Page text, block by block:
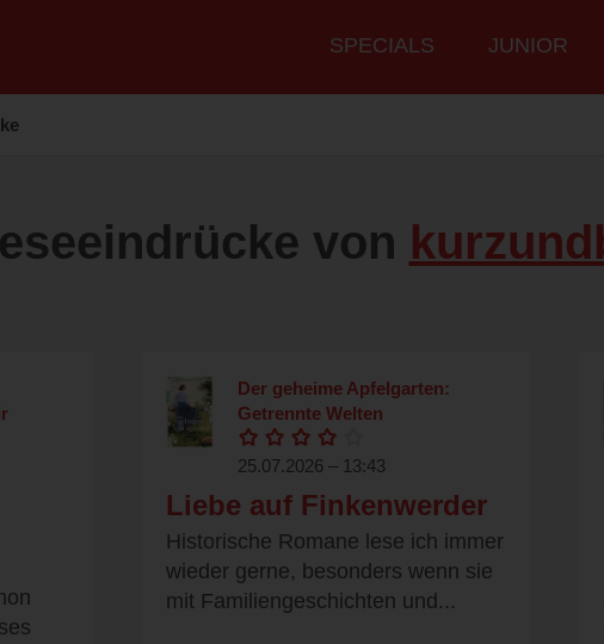
Hauptmenü
SPECIALS JUNIOR
von
Der geheime Apfelgarten:
Getrennte Welten
25.07.2026 – 13:43
Liebe auf Finkenwerder
Historische Romane lese ich immer
wieder gerne, besonders wenn sie
mit Familiengeschichten und...